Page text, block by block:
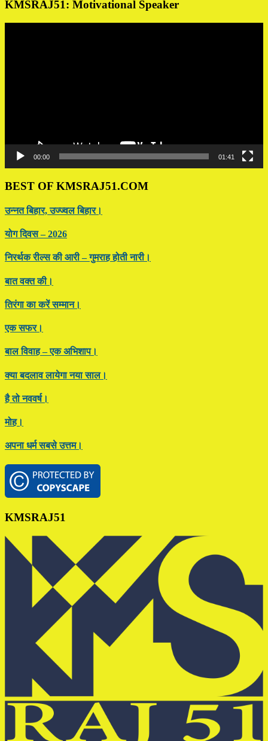
KMSRAJ51: Motivational Speaker
00:00 01:41
BEST OF KMSRAJ51.COM
उन्नत बिहार, उज्ज्वल बिहार।
योग दिवस – 2026
निरर्थक रील्स की आरी – गुमराह होती नारी।
बात वक्त की।
तिरंगा का करें सम्मान।
एक सफर।
बाल विवाह – एक अभिशाप।
क्या बदलाव लायेगा नया साल।
है तो नववर्ष।
मोह।
अपना धर्म सबसे उत्तम।
Footer
KMSRAJ51